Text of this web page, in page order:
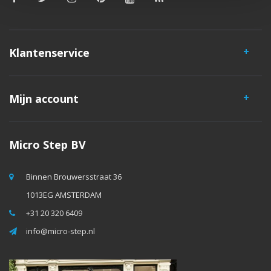
Klantenservice
Mijn account
Micro Step BV
Binnen Brouwersstraat 36
1013EG AMSTERDAM
+31 20 320 6409
info@micro-step.nl